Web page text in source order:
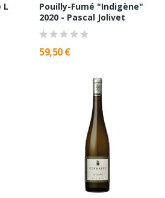
L
Pouilly-Fumé "Indigène"
2020 - Pascal Jolivet
59,50 €